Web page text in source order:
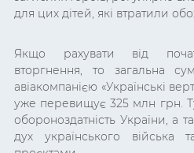
для цих дітей, які втратили
Якщо рахувати від
вторгнення, то загальна
авіакомпанією «Українські
уже перевищує 325 млн грн.
обороноздатність України, а
дух українського війська